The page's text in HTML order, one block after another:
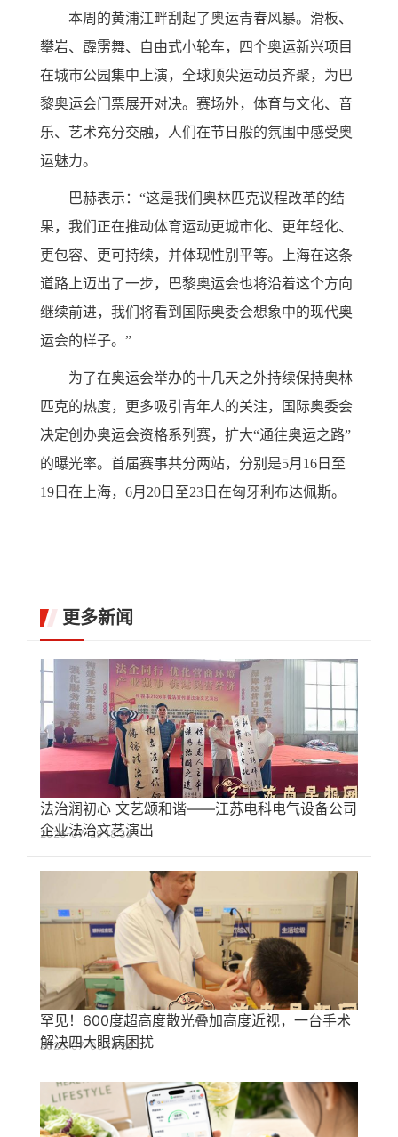
本周的黄浦江畔刮起了奥运青春风暴。滑板、
攀岩、霹雳舞、自由式小轮车，四个奥运新兴项目
在城市公园集中上演，全球顶尖运动员齐聚，为巴
黎奥运会门票展开对决。赛场外，体育与文化、音
乐、艺术充分交融，人们在节日般的氛围中感受奥
运魅力。
巴赫表示：“这是我们奥林匹克议程改革的结
果，我们正在推动体育运动更城市化、更年轻化、
更包容、更可持续，并体现性别平等。上海在这条
道路上迈出了一步，巴黎奥运会也将沿着这个方向
继续前进，我们将看到国际奥委会想象中的现代奥
运会的样子。”
为了在奥运会举办的十几天之外持续保持奥林
匹克的热度，更多吸引青年人的关注，国际奥委会
决定创办奥运会资格系列赛，扩大“通往奥运之路”
的曝光率。首届赛事共分两站，分别是5月16日至
19日在上海，6月20日至23日在匈牙利布达佩斯。
更多新闻
法治润初心 文艺颂和谐——江苏电科电气设备公司
企业法治文艺演出
2026-07-29 18:32
罕见！600度超高度散光叠加高度近视，一台手术
解决四大眼病困扰
2026-07-08 14:26